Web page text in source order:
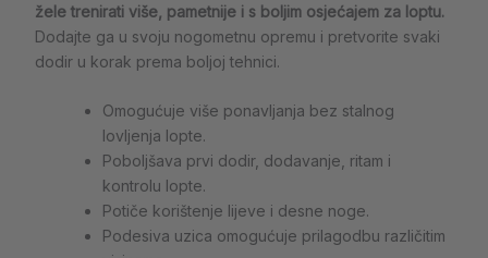
žele trenirati više, pametnije i s boljim osjećajem za loptu.
Dodajte ga u svoju nogometnu opremu i pretvorite svaki
dodir u korak prema boljoj tehnici.
Omogućuje više ponavljanja bez stalnog
lovljenja lopte.
Poboljšava prvi dodir, dodavanje, ritam i
kontrolu lopte.
Potiče korištenje lijeve i desne noge.
Podesiva uzica omogućuje prilagodbu različitim